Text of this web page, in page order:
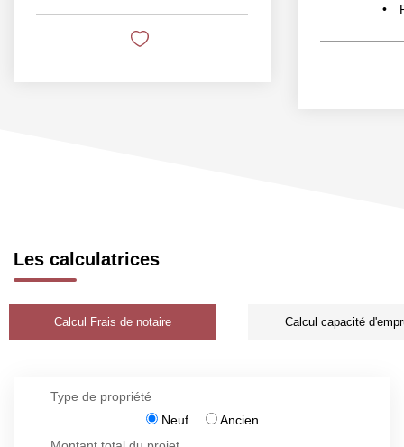
Les calculatrices
Calcul Frais de notaire Calcul capacité